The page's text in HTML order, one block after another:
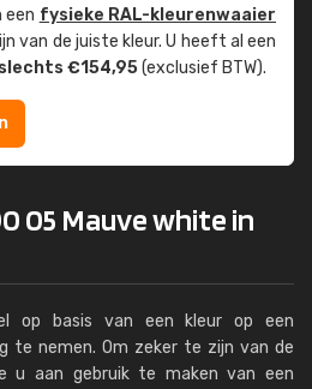
een fysieke RAL-kleuren­waaier
van de juiste kleur. U heeft al een
slechts €154,95(exclusief BTW).
05 Mauve white in
op basis van een kleur op een
te nemen. Om zeker te zijn van de
u aan gebruik te maken van een